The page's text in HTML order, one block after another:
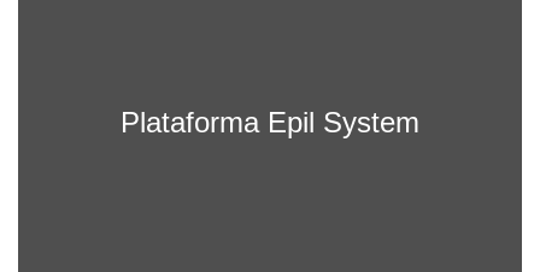
Plataforma Epil System